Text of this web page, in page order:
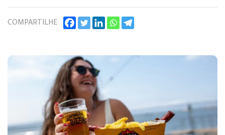
COMPARTILHE